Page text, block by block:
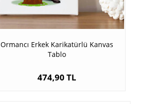
Ormancı Erkek Karikatürlü Kanvas
Tablo
474,90 TL